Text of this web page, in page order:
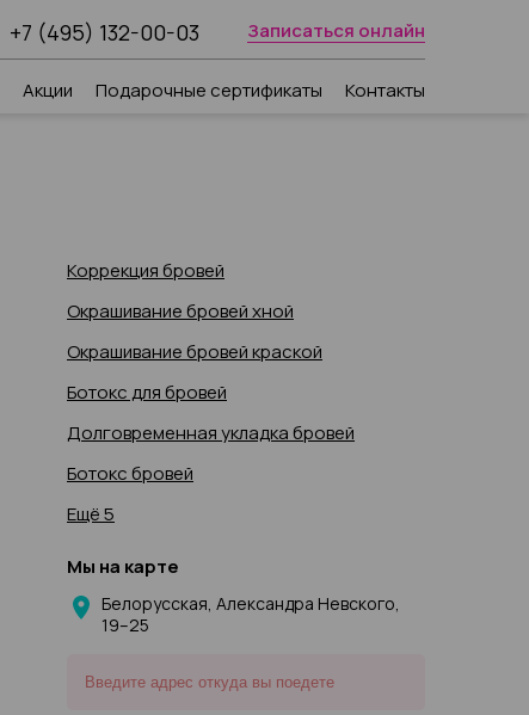
+7 (495) 132-00-03 Записаться онлайн
Акции Подарочные сертификаты Контакты
Коррекция бровей
Окрашивание бровей хной
Окрашивание бровей краской
Ботокс для бровей
Долговременная укладка бровей
Ботокс бровей
Ещё 5
Мы на карте
Белорусская, Александра Невского,
19–25